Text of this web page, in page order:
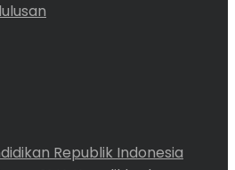
Republik Indonesia